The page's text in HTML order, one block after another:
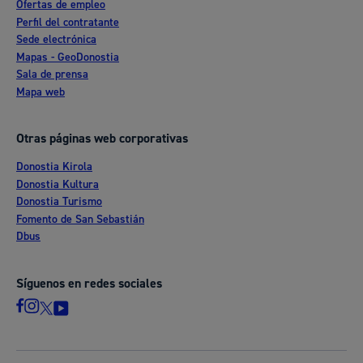
Ofertas de empleo
Perfil del contratante
Sede electrónica
Mapas - GeoDonostia
Sala de prensa
Mapa web
Otras páginas web corporativas
Donostia Kirola
Donostia Kultura
Donostia Turismo
Fomento de San Sebastián
Dbus
Síguenos en redes sociales